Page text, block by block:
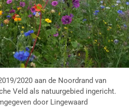
2020 aan de Noordrand van
Veld als natuurgebied ingericht.
door Lingewaard